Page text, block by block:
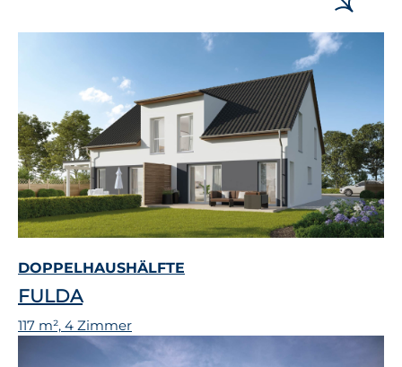
DOPPELHAUSHÄLFTE
FULDA
117 m², 4 Zimmer